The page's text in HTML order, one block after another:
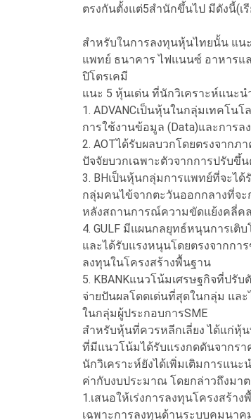
ตรงกันตั้งแต่5สำนักขึ้นไป มีดังนี้(เรี
สำหรับในการลงทุนหุ้นไทยนั้น แน
แพทย์ ธนาคาร ไฟแนนซ์ อาหารแ
ปิโตรเคมี
แนะ 5 หุ้นเด่น ที่นักวิเคราะห์แนะ
1. ADVANCเป็นหุ้นในกลุ่มเทคโน
การใช้งานข้อมูล (Data)และการ
2. AOTได้รับผลบวกโดยตรงจากภ
ปัจจัยบวกเฉพาะตัวจากการปรับขึ้น
3. BHเป็นหุ้นกลุ่มการแพทย์ที่จะไ
กลุ่มคนไข้จากตะวันออกกลางที่จะ
หลังสถานการณ์ความขัดแย้งคลี่ค
4. GULF มีแผนกลยุทธ์หนุนการเติ
และได้รับแรงหนุนโดยตรงจากกา
ลงทุนในโครงสร้างพื้นฐาน
5. KBANKแนวโน้มเศรษฐกิจที่ปรั
จ่ายปันผลโดดเด่นที่สุดในกลุ่ม แล
ในกลุ่มผู้ประกอบการSME
สำหรับหุ้นที่ควรหลีกเลี่ยง ได้แก่หุ้
ที่มีแนวโน้มได้รับแรงกดดันจากร
นักวิเคราะห์ยังได้เพิ่มเติมการแน
ค่ากับงบประมาณ โดยกล่าวถึงมา
1.เสนอให้เร่งการลงทุนโครงสร้า
เฉพาะการลงทุนด้านระบบคมนาค